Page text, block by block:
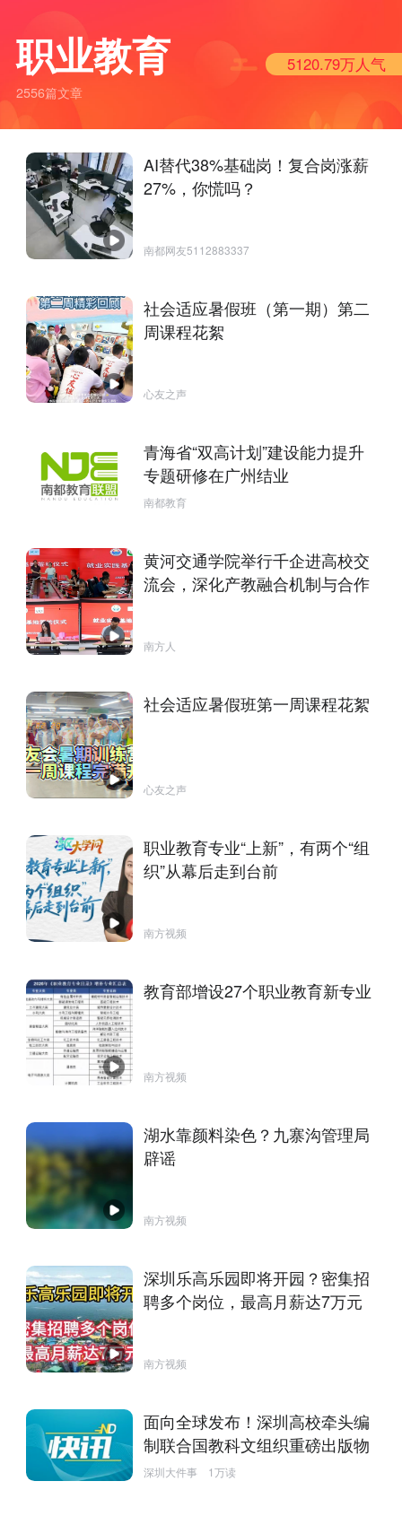
职业教育
2556篇文章
5120.79万人气
AI替代38%基础岗！复合岗涨薪
27%，你慌吗？
南都网友5112883337
社会适应暑假班（第一期）第二
周课程花絮
心友之声
青海省“双高计划”建设能力提升
专题研修在广州结业
南都教育
黄河交通学院举行千企进高校交
流会，深化产教融合机制与合作
南方人
社会适应暑假班第一周课程花絮
心友之声
职业教育专业“上新”，有两个“组
织”从幕后走到台前
南方视频
教育部增设27个职业教育新专业
南方视频
湖水靠颜料染色？九寨沟管理局
辟谣
南方视频
深圳乐高乐园即将开园？密集招
聘多个岗位，最高月薪达7万元
南方视频
面向全球发布！深圳高校牵头编
制联合国教科文组织重磅出版物
深圳大件事 1万读